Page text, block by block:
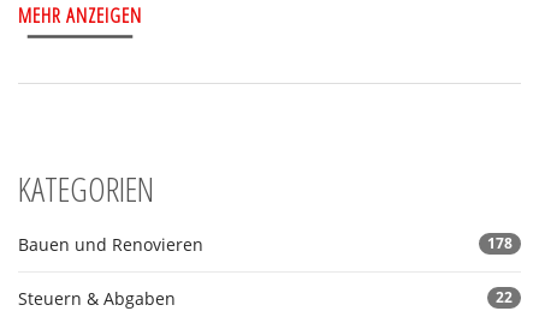
diesem Artikel werden die wesentlichen Schritte und
Überlegungen besprochen, vom Entfernen der alten Zarge bis
suchen.
MEHR ANZEIGEN
KATEGORIEN
Bauen und Renovieren 178
Steuern & Abgaben 22